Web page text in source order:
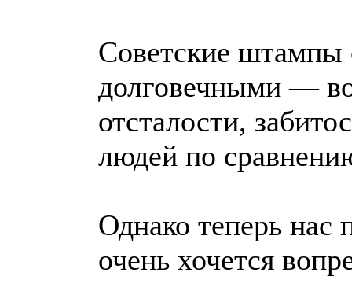
Советские штампы
долговечными —
отсталости,
людей по
Однако теперь нас
очень хочется